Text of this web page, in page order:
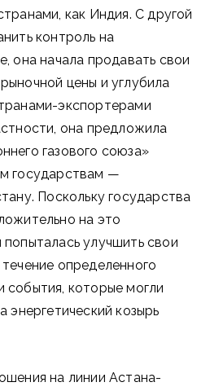
как Индия. С другой
контроль на
она начала продавать свои
цены и углубила
экспортерами
она предложила
газового союза»
государствам —
Поскольку государства
на это
улучшить свои
определенного
события, которые могли
энергетический козырь
на линии Астана-